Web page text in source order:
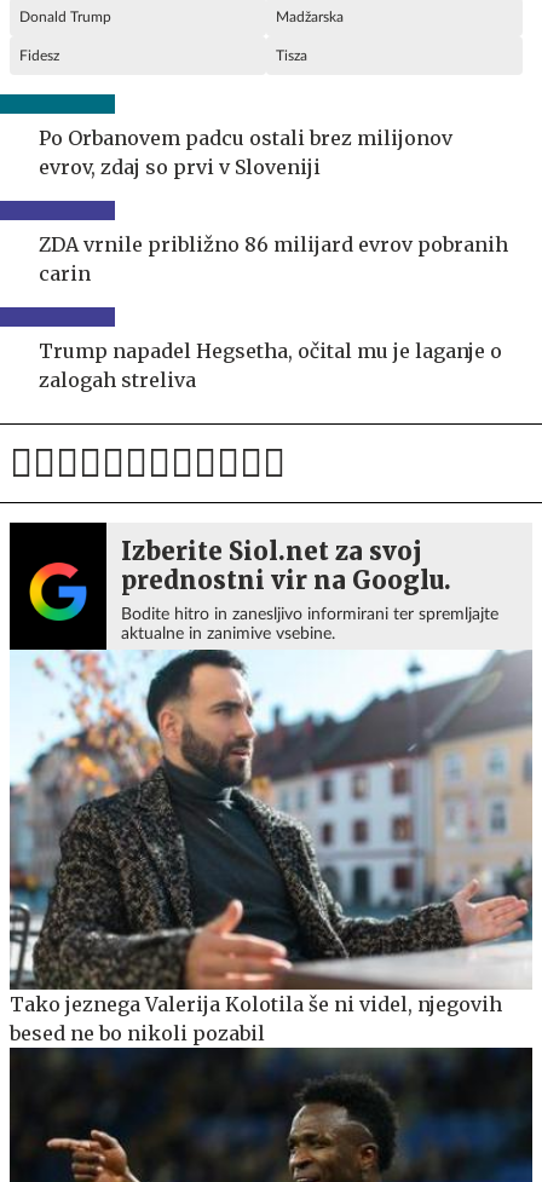
Donald Trump Madžarska
Fidesz Tisza
Po Orbanovem padcu ostali brez milijonov
evrov, zdaj so prvi v Sloveniji
ZDA vrnile približno 86 milijard evrov pobranih
carin
Trump napadel Hegsetha, očital mu je laganje o
zalogah streliva
Izberite Siol.net za svoj
prednostni vir na Googlu.
Bodite hitro in zanesljivo informirani ter spremljajte
aktualne in zanimive vsebine.
Tako jeznega Valerija Kolotila še ni videl, njegovih
besed ne bo nikoli pozabil